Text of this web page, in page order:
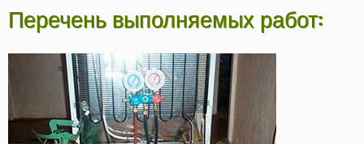
Перечень выполняемых работ: